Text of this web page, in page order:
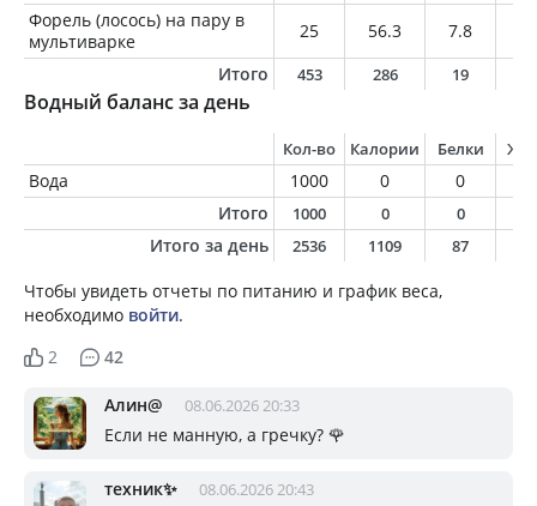
Форель (лосось) на пару в
мультиварке
25 56.3 7.8
Итого
453 286 19
Водный баланс за день
Кол-во Калории Белки
Вода 1000 0 0
Итого
1000 0 0
Итого за день 2536 1109 87
Чтобы увидеть отчеты по питанию и график веса,
необходимо войти.
2
42
Алин@ 08.06.2026 20:33
Если не манную, а гречку? 🌹
техник✨ 08.06.2026 20:43